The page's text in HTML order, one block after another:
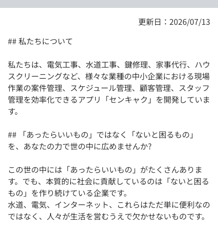
更新日：2026/07/13
## 私たちについて
私たちは、電気工事、水道工事、鍵修理、家事代行、ハウ
スクリーニングなど、様々な業種の中小企業における現場
作業の案件管理、スケジュール管理、顧客管理、スタッフ
管理を効率化できるアプリ「センキャク」を開発していま
す。
## 「あったらいいもの」ではなく「ないと困るもの」
を、あなたの力で世の中に広めませんか?
この世の中には「あったらいいもの」がたくさんありま
す。でも、本質的に社会に貢献しているのは「ないと困る
もの」を作り続けている企業です。
水道、電気、インターネット、これらはただ単に便利なの
ではなく、人々が生活を営むうえで欠かせないものです。